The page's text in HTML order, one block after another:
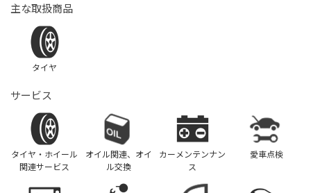
主な取扱商品
タイヤ
サービス
タイヤ・ホイール
関連サービス
オイル関連、オイ
ル交換
カーメンテンナン
ス
愛車点検